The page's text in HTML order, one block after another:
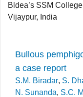
Bldea’s SSM
Vijaypur, India
Bullous
a case report
S.M. Biradar, S.
N. Sunanda, S.C.